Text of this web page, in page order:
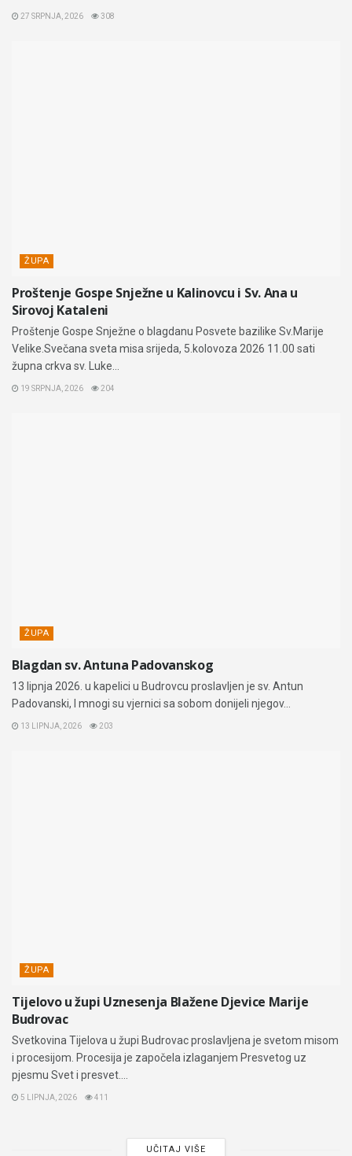
27 SRPNJA, 2026 308
ŽUPA
Proštenje Gospe Snježne u Kalinovcu i Sv. Ana u
Sirovoj Kataleni
Proštenje Gospe Snježne o blagdanu Posvete bazilike Sv.Marije
Velike.Svečana sveta misa srijeda, 5.kolovoza 2026 11.00 sati
župna crkva sv. Luke...
19 SRPNJA, 2026 204
ŽUPA
Blagdan sv. Antuna Padovanskog
13 lipnja 2026. u kapelici u Budrovcu proslavljen je sv. Antun
Padovanski, I mnogi su vjernici sa sobom donijeli njegov...
13 LIPNJA, 2026 203
ŽUPA
Tijelovo u župi Uznesenja Blažene Djevice Marije
Budrovac
Svetkovina Tijelova u župi Budrovac proslavljena je svetom misom
i procesijom. Procesija je započela izlaganjem Presvetog uz
pjesmu Svet i presvet....
5 LIPNJA, 2026 411
UČITAJ VIŠE